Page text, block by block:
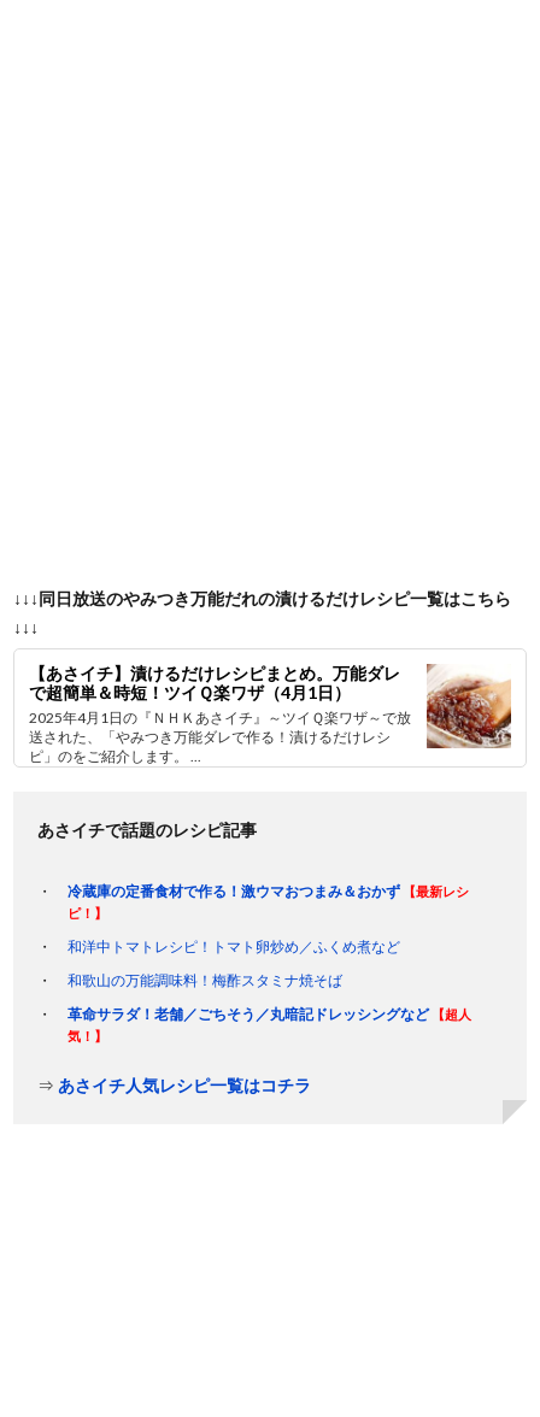
↓↓↓同日放送のやみつき万能だれの漬けるだけレシピ一覧はこちら
↓↓↓
【あさイチ】漬けるだけレシピまとめ。万能ダレ
で超簡単＆時短！ツイＱ楽ワザ（4月1日）
2025年4月1日の『ＮＨＫあさイチ』～ツイＱ楽ワザ～で放
送された、「やみつき万能ダレで作る！漬けるだけレシ
ピ」のをご紹介します。 ...
あさイチで話題のレシピ記事
冷蔵庫の定番食材で作る！激ウマおつまみ＆おかず
【最新レシ
ピ！】
和洋中トマトレシピ！トマト卵炒め／ふくめ煮など
和歌山の万能調味料！梅酢スタミナ焼そば
革命サラダ！老舗／ごちそう／丸暗記ドレッシングなど
【超人
気！】
⇒ あさイチ人気レシピ一覧はコチラ